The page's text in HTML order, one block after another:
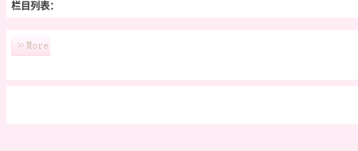
美容化装
栏目列表：